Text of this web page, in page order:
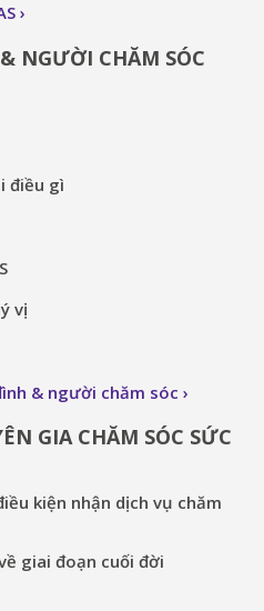
NGƯỜI CHĂM SÓC
điều gì
vị
& người chăm sóc
GIA CHĂM SÓC SỨC
kiện nhận dịch vụ chăm
giai đoạn cuối đời